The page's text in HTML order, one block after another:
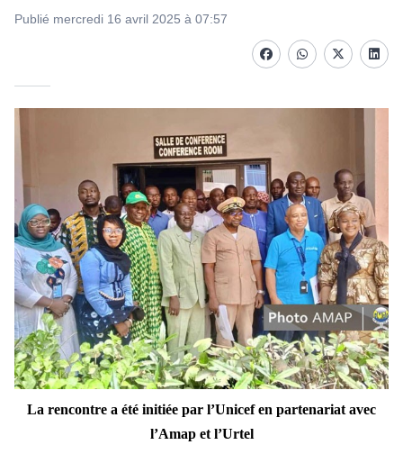
Publié mercredi 16 avril 2025 à 07:57
FacebookwhatsappTwitter
La rencontre a été initiée par l’Unicef en partenariat avec
l’Amap et l’Urtel